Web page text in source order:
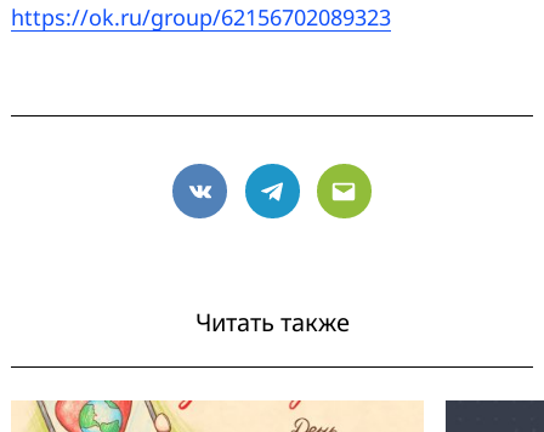
https://ok.ru/group/62156702089323
VK Telegram
Email
Читать также